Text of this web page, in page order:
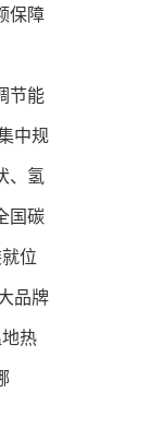
保障
记
节能
中规
、氢
业
国碳
位
品牌
热